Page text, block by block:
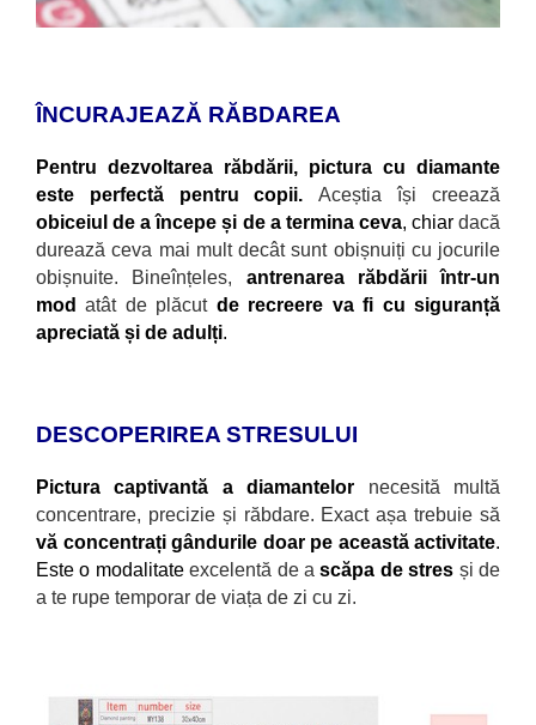
ÎNCURAJEAZĂ RĂBDAREA
Pentru dezvoltarea răbdării, pictura cu diamante
este perfectă pentru copii.Aceștiaîși creează
obiceiul de a începe și de a termina ceva, chiardacă
durează ceva mai mult decât sunt obișnuiți cu jocurile
obișnuite. Bineînțeles, antrenarea răbdării într-un
modatât de plăcut de recreere va fi cu siguranță
apreciată și de adulți.
DESCOPERIREA STRESULUI
Pictura captivantă a diamantelor necesită multă
concentrare, precizie și răbdare. Exact așa trebuie să
vă concentrați gândurile doar pe această activitate.
Este o modalitateexcelentă de ascăpa de stres și de
a te rupe temporar de viața de zi cu zi.